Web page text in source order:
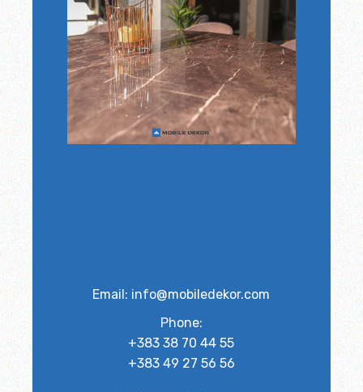
Email: info@mobiledekor.com
Phone:
+383 38 70 44 55
+383 49 27 56 56